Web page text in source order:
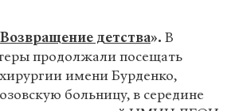
Возвращение детства». В
продолжали посещать
имени Бурденко,
больницу, в середине